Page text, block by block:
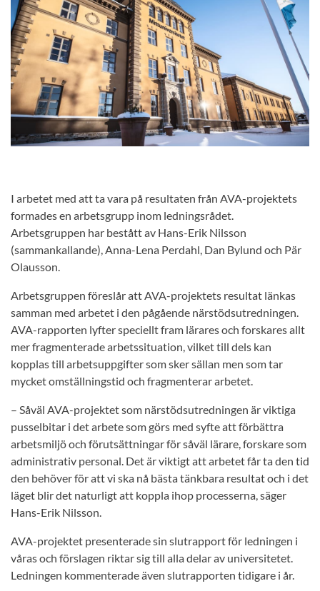
I arbetet med att ta vara på resultaten från AVA-projektets
formades en arbetsgrupp inom ledningsrådet.
Arbetsgruppen har bestått av Hans-Erik Nilsson
(sammankallande), Anna-Lena Perdahl, Dan Bylund och Pär
Olausson.
Arbetsgruppen föreslår att AVA-projektets resultat länkas
samman med arbetet i den pågående närstödsutredningen.
AVA-rapporten lyfter speciellt fram lärares och forskares allt
mer fragmenterade arbetssituation, vilket till dels kan
kopplas till arbetsuppgifter som sker sällan men som tar
mycket omställningstid och fragmenterar arbetet.
– Såväl AVA-projektet som närstödsutredningen är viktiga
pusselbitar i det arbete som görs med syfte att förbättra
arbetsmiljö och förutsättningar för såväl lärare, forskare som
administrativ personal. Det är viktigt att arbetet får ta den tid
den behöver för att vi ska nå bästa tänkbara resultat och i det
läget blir det naturligt att koppla ihop processerna, säger
Hans-Erik Nilsson.
AVA-projektet presenterade sin slutrapport för ledningen i
våras och förslagen riktar sig till alla delar av universitetet.
Ledningen kommenterade även slutrapporten tidigare i år.